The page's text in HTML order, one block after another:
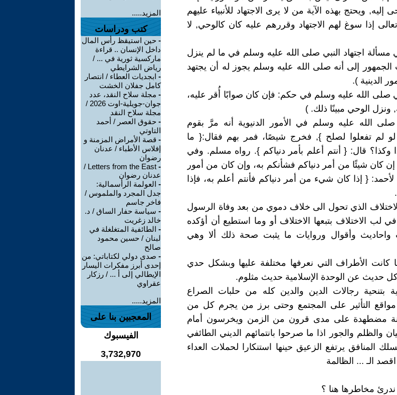
ويحتج بهذه الآية من لا يرى الاجتهاد للأنبياء عليهم
إذا سوغ لهم الاجتهاد وقررهم عليه كان كالوحي, لا
اجتهاد النبي صلى الله عليه وسلم في ما لم ينزل
إلى أنه صلى الله عليه وسلم يجوز له أن يجتهد
الدينية ).
صلى الله عليه وسلم في حكم: فإن كان صوابًا أُقر عليه،
الوحي مبينًا ذلك. )
الله عليه وسلم في الأمور الدنيوية أنه مرَّ بقوم
لم تفعلوا لصلح }, فخرج شيصًا، فمر بهم فقال:{ ما
وكذا؟ قال: { أنتم أعلم بأمر دنياكم }. رواه مسلم. وفي
إن كان شيئًا من أمر دنياكم فشأنكم به، وإن كان من أمور
{ إذا كان شيء من أمر دنياكم فأنتم أعلم به، فإذا
الذي تحول الى خلاف دموي من بعد وفاة الرسول
لب الاختلاف بتبعها الاختلاف أو وما استطيع أن أؤكده
واحاديث وأقوال وروايات ما يثبت صحة ذلك ألا وهي
كانت الأطراف التي نعرفها مختلفة عليها وبشكل حدي
حديث عن الوحدة الإسلامية حديث مثلوم.
بتنحية رجالات الدين والدين كله من حلبات الصراع
التأثير على المجتمع وحتى برز من يجرم كل من
مضطهدة على مدى قرون من الزمن ويخرسون أمام
والظلم والجور اذا ما صرحوا بانتمائهم الديني الطائفي
المنافق يرتفع الزعيق حينها استنكارا لحملات العداء
الـ ... الظالمة
مخاطرها هنا ؟
المزيد.....
كتب ودراسات
- حين استيقظ رأس المال
داخل الإنسان .. قراءة
ماركسية ثورية في ... /
رياض الشرايطي
- ابجديات العطاء / انتصار
كامل جفلان الخشت
- مجلة سلاح النقد، عدد
جوان-جويلية-اوت 2026 /
مجلة سلاح النقد
- حقوق العصر / أحمد
التاوتي
- قصة الأمراض المزمنة و
إفلاس الأطباء / عدنان
رضوان
-
Letters from the East /
عدنان رضوان
- العولمة الرأسمالية:
جدل المجرد والملموس /
فاخر جاسم
- سياسة حفار الساق / د.
خالد زغريت
- الطائفية المتغلغلة في
لبنان / حسين محمود
صالح
- صدى دولي لكتاباتي: من
إحدى أبرز مفكرات اليسار
الإيطالي إلى أ ... / رزكار
عقراوي
المزيد.....
المعجبين بنا على
الفيسبوك
3,732,970